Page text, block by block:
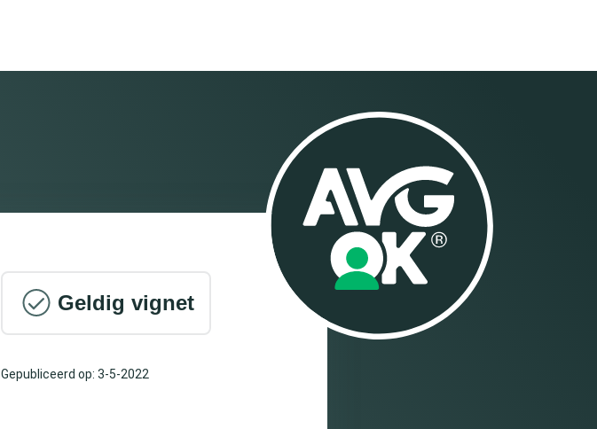
Geldig vignet
Gepubliceerd op: 3-5-2022